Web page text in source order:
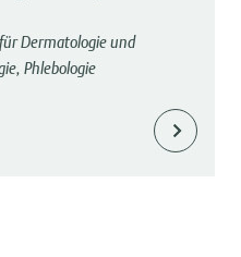
Dermatologie und
Phlebologie